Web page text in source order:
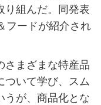
り組んだ。同発表
フードが紹介され
まざまな特産品
ついて学び、スム
うが、商品化とな